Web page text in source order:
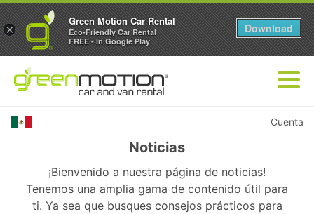
Cuenta
Noticias
¡Bienvenido a nuestra página de noticias!
Tenemos una amplia gama de contenido útil para
ti. Ya sea que busques consejos prácticos para
×
Green Motion Car Rental
Eco-Friendly Car Rental
FREE - In Google Play
Download